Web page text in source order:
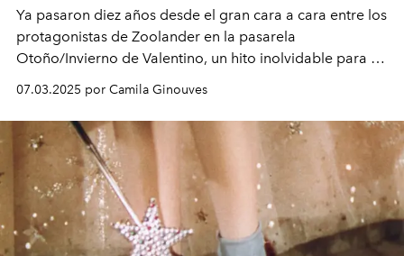
Ya pasaron diez años desde el gran cara a cara entre los
protagonistas de Zoolander en la pasarela
Otoño/Invierno de Valentino, un hito inolvidable para la
moda, el cine y la publicidad. En este aniversario
revivimos los grandes momentos de la película que
marcó para siempre la cultura pop.
07.03.2025 por Camila Ginouves